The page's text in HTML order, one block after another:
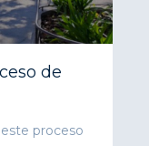
de
proceso